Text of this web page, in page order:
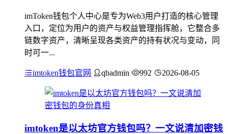
imToken钱包个人中心是专为Web3用户打造的核心管理
入口，定位为用户的资产与权益管理指挥舱，它整合多
链数字资产，清晰呈现各类资产的持有状况与变动，同
时可一...
imtoken钱包官网 qbadmin 992 2026-08-05
imtoken是以太坊官方钱包吗？一文说清加密钱